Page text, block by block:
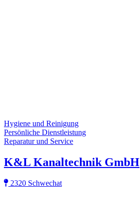
Hygiene und Reinigung
Persönliche Dienstleistung
Reparatur und Service
K&L Kanaltechnik GmbH
2320 Schwechat